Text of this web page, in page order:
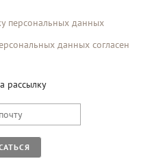
персональных данных
данных согласен
рассылку